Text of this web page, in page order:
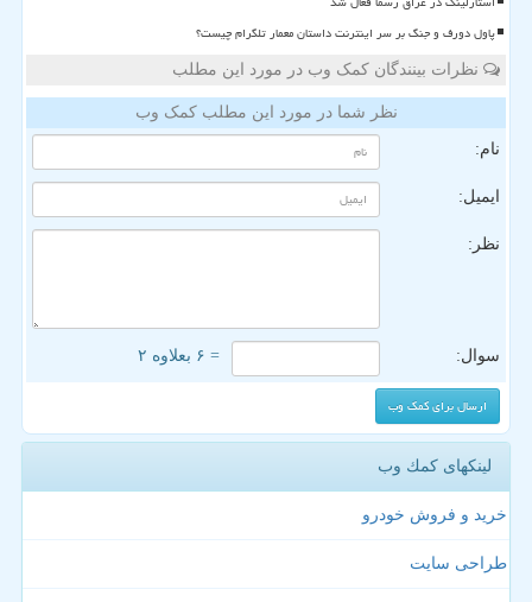
پاول دورف و جنگ بر سر اینترنت داستان معمار تلگرام چیست؟
نظرات بینندگان کمک وب در مورد این مطلب
نظر شما در مورد این مطلب کمک وب
نام:
ایمیل:
نظر:
سوال: = ۶ بعلاوه ۲
لینکهای كمك وب
خرید و فروش خودرو
طراحی سایت